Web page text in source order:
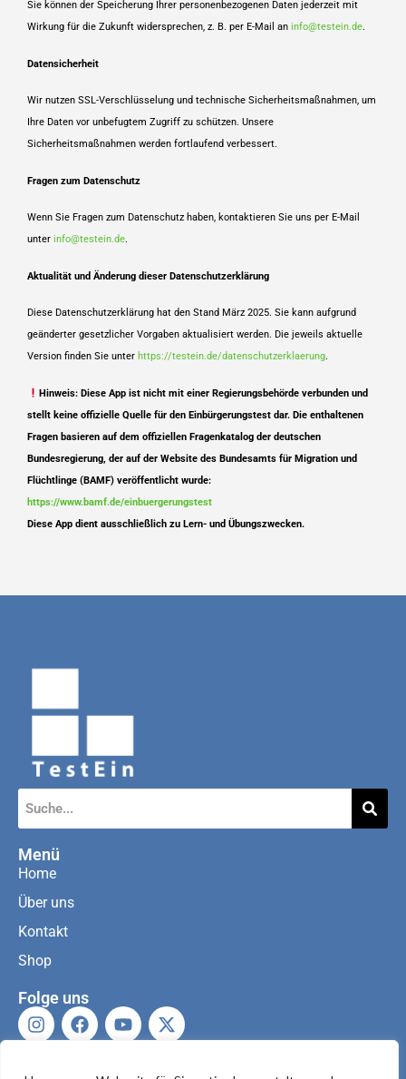
Sie können der Speicherung Ihrer personenbezogenen Daten jederzeit mit
Wirkung für die Zukunft widersprechen, z. B. per E-Mail an info@testein.de.
Datensicherheit
Wir nutzen SSL-Verschlüsselung und technische Sicherheitsmaßnahmen, um
Ihre Daten vor unbefugtem Zugriff zu schützen. Unsere
Sicherheitsmaßnahmen werden fortlaufend verbessert.
Fragen zum Datenschutz
Wenn Sie Fragen zum Datenschutz haben, kontaktieren Sie uns per E-Mail
unter info@testein.de.
Aktualität und Änderung dieser Datenschutzerklärung
Diese Datenschutzerklärung hat den Stand März 2025. Sie kann aufgrund
geänderter gesetzlicher Vorgaben aktualisiert werden. Die jeweils aktuelle
Version finden Sie unter https://testein.de/datenschutzerklaerung.
Hinweis: Diese App ist nicht mit einer Regierungsbehörde verbunden und
stellt keine offizielle Quelle für den Einbürgerungstest dar. Die enthaltenen
Fragen basieren auf dem offiziellen Fragenkatalog der deutschen
Bundesregierung, der auf der Website des Bundesamts für Migration und
Flüchtlinge (BAMF) veröffentlicht wurde:
https://www.bamf.de/einbuergerungstest
Diese App dient ausschließlich zu Lern- und Übungszwecken.
Menü
Home
Über uns
Kontakt
Shop
Folge uns